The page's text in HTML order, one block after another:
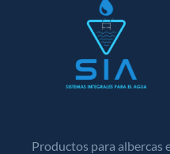
Productos para albercas